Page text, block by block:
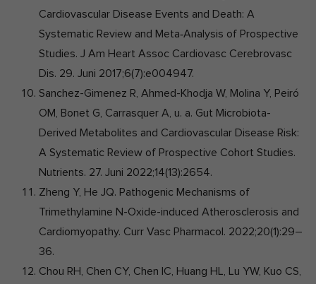
Cardiovascular Disease Events and Death: A
Systematic Review and Meta‐Analysis of Prospective
Studies. J Am Heart Assoc Cardiovasc Cerebrovasc
Dis. 29. Juni 2017;6(7):e004947.
Sanchez-Gimenez R, Ahmed-Khodja W, Molina Y, Peiró
OM, Bonet G, Carrasquer A, u. a. Gut Microbiota-
Derived Metabolites and Cardiovascular Disease Risk:
A Systematic Review of Prospective Cohort Studies.
Nutrients. 27. Juni 2022;14(13):2654.
Zheng Y, He JQ. Pathogenic Mechanisms of
Trimethylamine N-Oxide-induced Atherosclerosis and
Cardiomyopathy. Curr Vasc Pharmacol. 2022;20(1):29–
36.
Chou RH, Chen CY, Chen IC, Huang HL, Lu YW, Kuo CS,